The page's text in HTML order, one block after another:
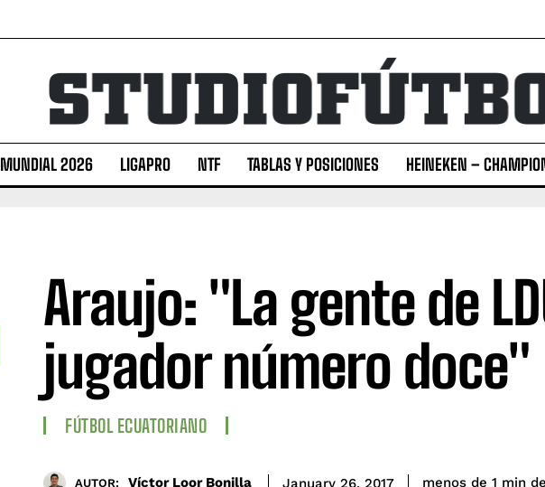
MUNDIAL 2026 LIGAPRO NTF TABLAS Y POSICIONES HEINEKEN –
Araujo: "La gente de
jugador número doce"
FÚTBOL ECUATORIANO
AUTOR: Víctor Loor Bonilla January 26, 2017 menos de 1 min